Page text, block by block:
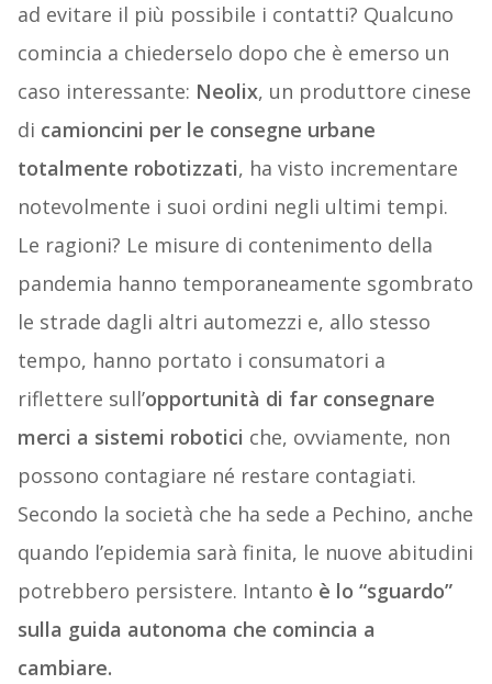
ad evitare il più possibile i contatti? Qualcuno
comincia a chiederselo dopo che è emerso un
caso interessante: Neolix, un produttore cinese
di camioncini per le consegne urbane
totalmente robotizzati, ha visto incrementare
notevolmente i suoi ordini negli ultimi tempi.
Le ragioni? Le misure di contenimento della
pandemia hanno temporaneamente sgombrato
le strade dagli altri automezzi e, allo stesso
tempo, hanno portato i consumatori a
riflettere sull’opportunità di far consegnare
merci a sistemi robotici che, ovviamente, non
possono contagiare né restare contagiati.
Secondo la società che ha sede a Pechino, anche
quando l’epidemia sarà finita, le nuove abitudini
potrebbero persistere. Intanto è lo “sguardo”
sulla guida autonoma che comincia a
cambiare.